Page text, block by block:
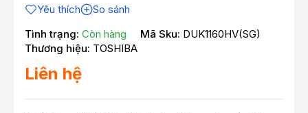
Yêu thích
So sánh
Tình trạng: Còn hàng Mã Sku: DUK1160HV(SG)
Thương hiệu: TOSHIBA
Liên hệ